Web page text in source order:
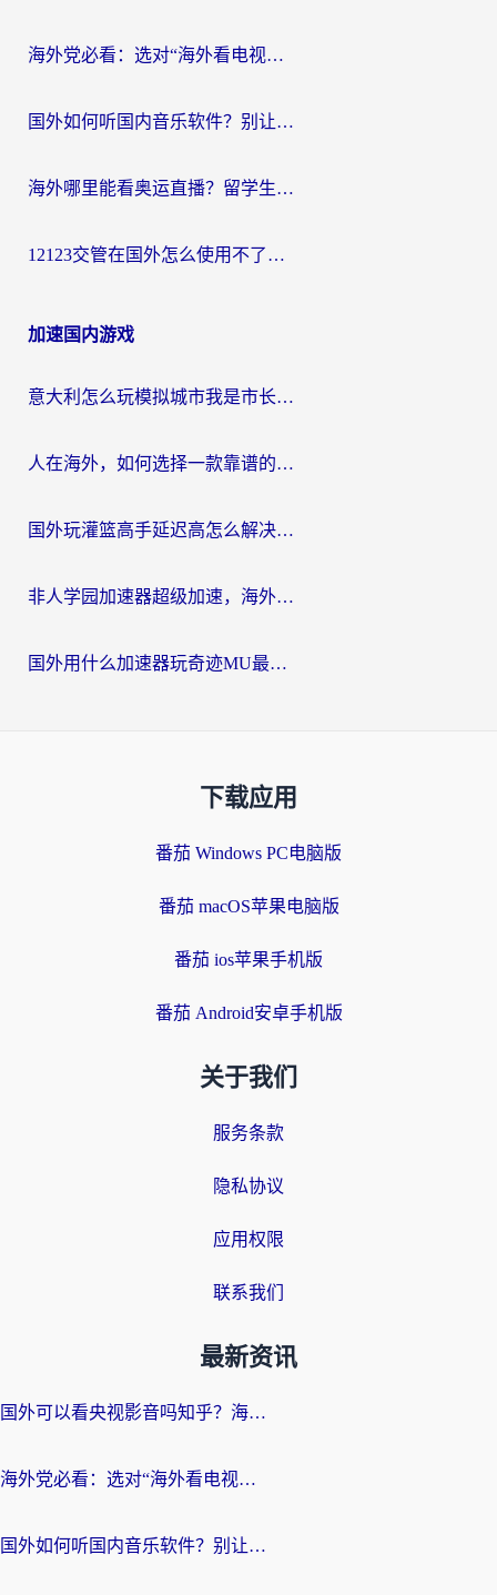
海外党必看：选对“海外看电视剧软件”，再也不用愁国内剧刷不了
国外如何听国内音乐软件？别让地域限制，断了你的中文歌单
海外哪里能看奥运直播？留学生&海外华人必看的体育赛事观赛终极指南
12123交管在国外怎么使用不了？海外华人必看的无缝访问国内资源指南
加速国内游戏
意大利怎么玩模拟城市我是市长？海外党国服游戏加速终极攻略（附三国3量子特攻解决办法）
人在海外，如何选择一款靠谱的玩剑灵2加速器？
国外玩灌篮高手延迟高怎么解决？海外玩家国服游戏加速终极指南
非人学园加速器超级加速，海外玩家重返国服的通行证
国外用什么加速器玩奇迹MU最好？2026海外玩家国服游戏加速全攻略
下载应用
番茄 Windows PC电脑版
番茄 macOS苹果电脑版
番茄 ios苹果手机版
番茄 Android安卓手机版
关于我们
服务条款
隐私协议
应用权限
联系我们
最新资讯
国外可以看央视影音吗知乎？海外党亲测有效的回国加速方案
海外党必看：选对“海外看电视剧软件”，再也不用愁国内剧刷不了
国外如何听国内音乐软件？别让地域限制，断了你的中文歌单